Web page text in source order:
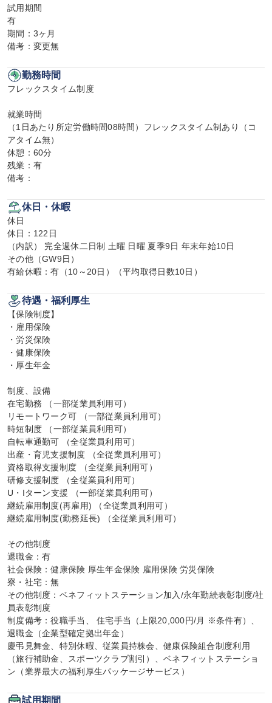
試用期間
有
期間：3ヶ月
備考：変更無
勤務時間
フレックスタイム制度
就業時間
（1日あたり所定労働時間08時間）フレックスタイム制あり（コ
アタイム無）
休憩：60分
残業：有
備考：
休日・休暇
休日
休日：122日
（内訳） 完全週休二日制 土曜 日曜 夏季9日 年末年始10日
その他（GW9日）
有給休暇：有（10～20日）（平均取得日数10日）
待遇・福利厚生
【保険制度】
・雇用保険
・労災保険
・健康保険
・厚生年金
制度、設備
在宅勤務 （一部従業員利用可）
リモートワーク可 （一部従業員利用可）
時短制度 （一部従業員利用可）
自転車通勤可 （全従業員利用可）
出産・育児支援制度 （全従業員利用可）
資格取得支援制度 （全従業員利用可）
研修支援制度 （全従業員利用可）
U・Iターン支援 （一部従業員利用可）
継続雇用制度(再雇用) （全従業員利用可）
継続雇用制度(勤務延長) （全従業員利用可）
その他制度
退職金：有
社会保険：健康保険 厚生年金保険 雇用保険 労災保険
寮・社宅：無
その他制度：ベネフィットステーション加入/永年勤続表彰制度/社
員表彰制度
制度備考：役職手当、 住宅手当（上限20,000円/月 ※条件有）、
退職金（企業型確定拠出年金）
慶弔見舞金、特別休暇、従業員持株会、健康保険組合制度利用
（旅行補助金、スポーツクラブ割引）、ベネフィットステーショ
ン（業界最大の福利厚生パッケージサービス）
試用期間